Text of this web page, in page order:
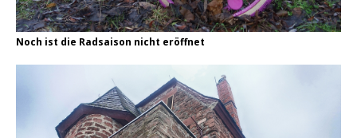
Noch ist die Radsaison nicht eröffnet